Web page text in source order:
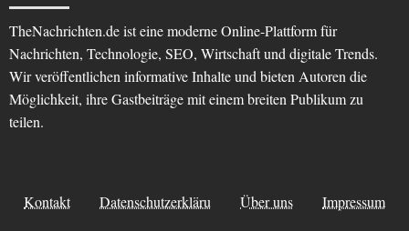
TheNachrichten.de ist eine moderne Online-Plattform für
Nachrichten, Technologie, SEO, Wirtschaft und digitale Trends.
Wir veröffentlichen informative Inhalte und bieten Autoren die
Möglichkeit, ihre Gastbeiträge mit einem breiten Publikum zu
teilen.
Kontakt Datenschutzerkläru Über uns Impressum